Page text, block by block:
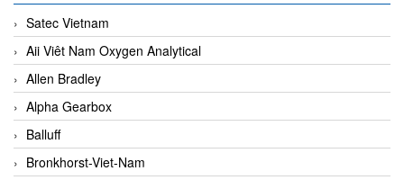
Satec Vietnam
Aii Viêt Nam Oxygen Analytical
Allen Bradley
Alpha Gearbox
Balluff
Bronkhorst-Viet-Nam